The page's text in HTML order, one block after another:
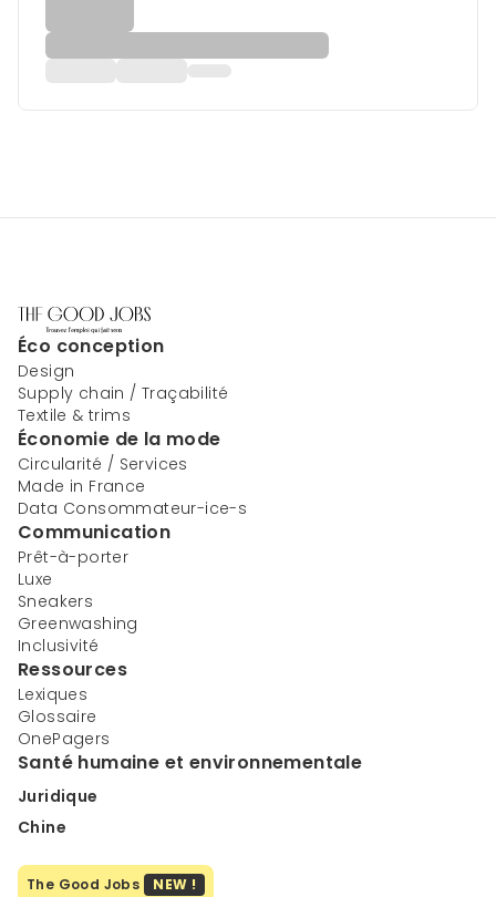
Éco conception
Design
Supply chain / Traçabilité
Textile & trims
Économie de la mode
Circularité / Services
Made in France
Data Consommateur-ice-s
Communication
Prêt-à-porter
Luxe
Sneakers
Greenwashing
Inclusivité
Ressources
Lexiques
Glossaire
OnePagers
Santé humaine et environnementale
Juridique
Chine
The Good Jobs NEW !